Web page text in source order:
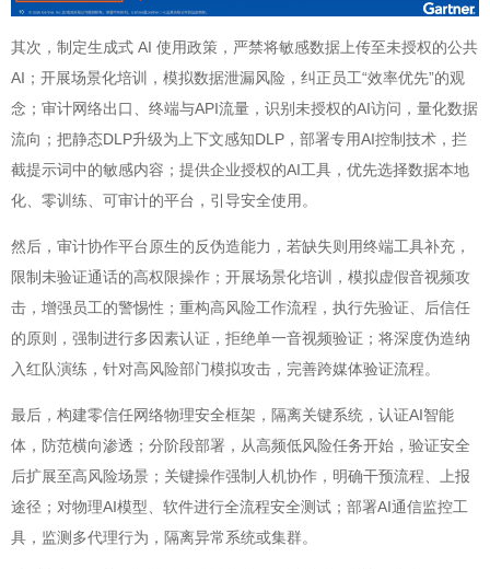
其次，制定生成式 AI 使用政策，严禁将敏感数据上传至未授权的公共
AI；开展场景化培训，模拟数据泄漏风险，纠正员工“效率优先”的观
念；审计网络出口、终端与API流量，识别未授权的AI访问，量化数据
流向；把静态DLP升级为上下文感知DLP，部署专用AI控制技术，拦
截提示词中的敏感内容；提供企业授权的AI工具，优先选择数据本地
化、零训练、可审计的平台，引导安全使用。
然后，审计协作平台原生的反伪造能力，若缺失则用终端工具补充，
限制未验证通话的高权限操作；开展场景化培训，模拟虚假音视频攻
击，增强员工的警惕性；重构高风险工作流程，执行先验证、后信任
的原则，强制进行多因素认证，拒绝单一音视频验证；将深度伪造纳
入红队演练，针对高风险部门模拟攻击，完善跨媒体验证流程。
最后，构建零信任网络物理安全框架，隔离关键系统，认证AI智能
体，防范横向渗透；分阶段部署，从高频低风险任务开始，验证安全
后扩展至高风险场景；关键操作强制人机协作，明确干预流程、上报
途径；对物理AI模型、软件进行全流程安全测试；部署AI通信监控工
具，监测多代理行为，隔离异常系统或集群。